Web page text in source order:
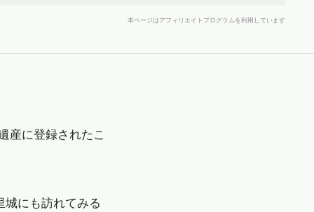
本ページはアフィリエイトプログラムを利用しています
産に登録されたこ
にも訪れてみる